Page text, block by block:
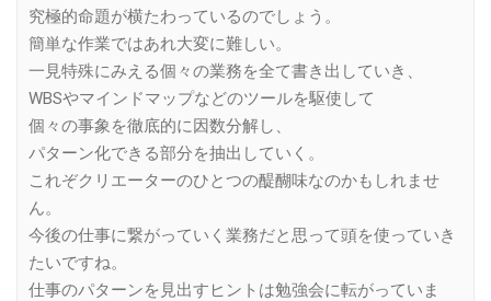
究極的命題が横たわっているのでしょう。
簡単な作業ではあれ大変に難しい。
一見特殊にみえる個々の業務を全て書き出していき、
WBSやマインドマップなどのツールを駆使して
個々の事象を徹底的に因数分解し、
パターン化できる部分を抽出していく。
これぞクリエーターのひとつの醍醐味なのかもしれませ
ん。
今後の仕事に繋がっていく業務だと思って頭を使っていき
たいですね。
仕事のパターンを見出すヒントは勉強会に転がっていま